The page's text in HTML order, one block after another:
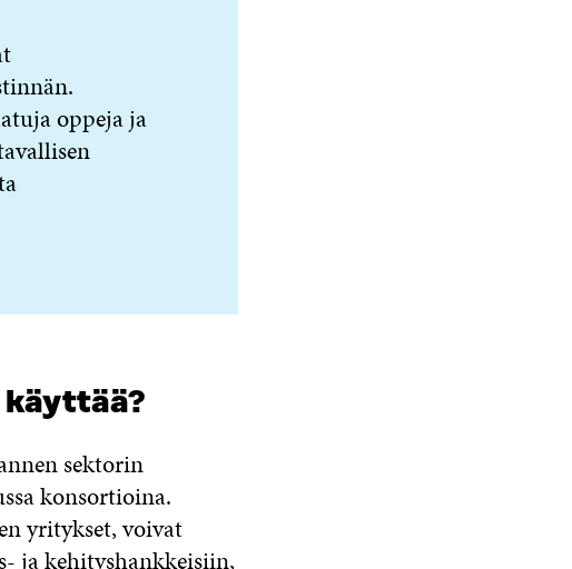
oppeja ja
käyttää?
sektorin
konsortioina.
yritykset, voivat
ja kehityshankkeisiin,